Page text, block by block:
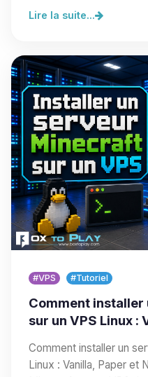
Lire la suite...
#VPS #Tutoriel
Comment
sur un VPS Linux :
Comment installer un
Linux : Vanilla, Paper et